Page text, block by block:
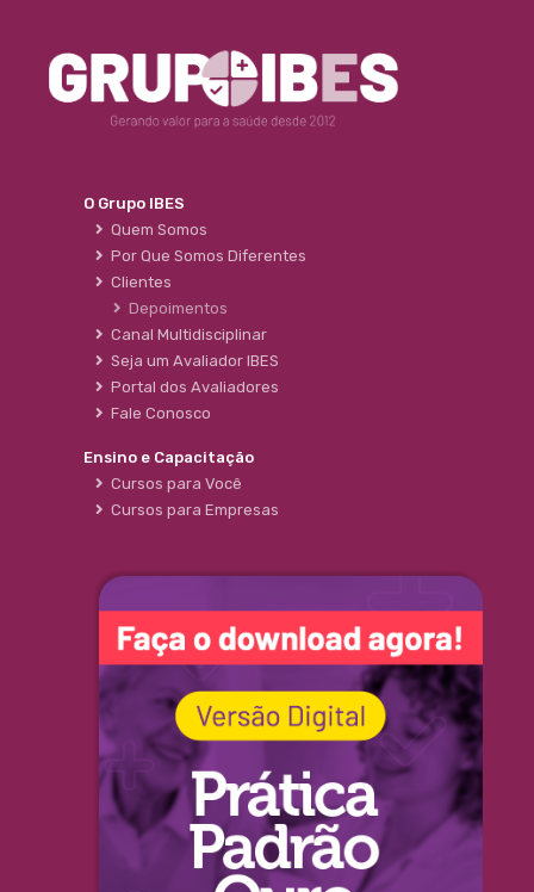
O Grupo IBES
Quem Somos
Por Que Somos Diferentes
Clientes
Depoimentos
Canal Multidisciplinar
Seja um Avaliador IBES
Portal dos Avaliadores
Fale Conosco
Ensino e Capacitação
Cursos para Você
Cursos para Empresas